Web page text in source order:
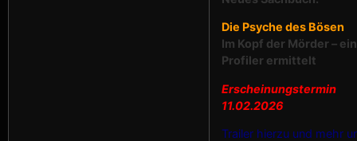
Die Psyche des Bösen
Im Kopf der Mörder – ein
Profiler ermittelt
Erscheinungstermin
11.02.2026
Trailer hierzu und mehr